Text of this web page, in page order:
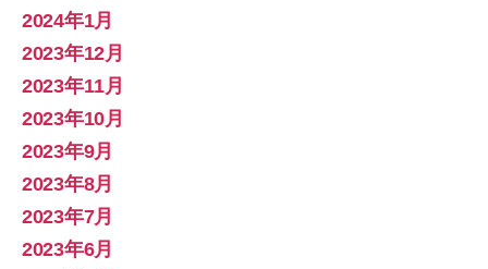
2024年1月
2023年12月
2023年11月
2023年10月
2023年9月
2023年8月
2023年7月
2023年6月